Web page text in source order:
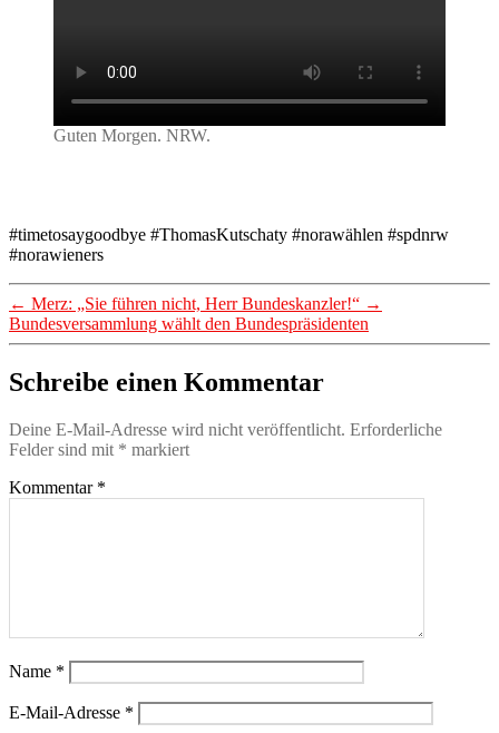
Guten Morgen. NRW.
#timetosaygoodbye #ThomasKutschaty #norawählen #spdnrw
#norawieners
← Merz: „Sie führen nicht, Herr Bundeskanzler!“ →
Bundesversammlung wählt den Bundespräsidenten
Schreibe einen Kommentar
Deine E-Mail-Adresse wird nicht veröffentlicht. Erforderliche
Felder sind mit * markiert
Kommentar *
Name *
E-Mail-Adresse *